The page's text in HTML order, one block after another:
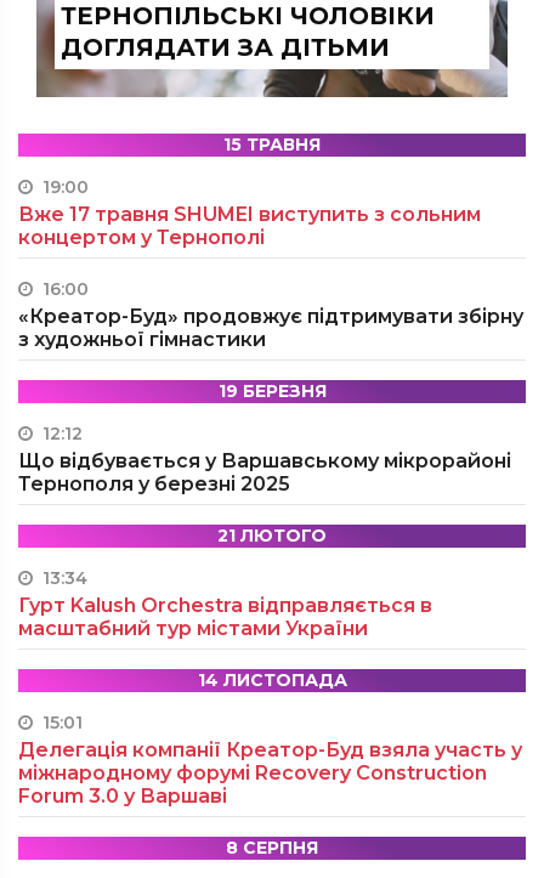
ТЕРНОПІЛЬСЬКІ ЧОЛОВІКИ
ДОГЛЯДАТИ ЗА ДІТЬМИ
15 ТРАВНЯ
19:00
Вже 17 травня SHUMEI виступить з сольним
концертом у Тернополі
16:00
«Креатор-Буд» продовжує підтримувати збірну
з художньої гімнастики
19 БЕРЕЗНЯ
12:12
Що відбувається у Варшавському мікрорайоні
Тернополя у березні 2025
21 ЛЮТОГО
13:34
Гурт Kalush Orchestra відправляється в
масштабний тур містами України
14 ЛИСТОПАДА
15:01
Делегація компанії Креатор-Буд взяла участь у
міжнародному форумі Recovery Construction
Forum 3.0 у Варшаві
8 СЕРПНЯ